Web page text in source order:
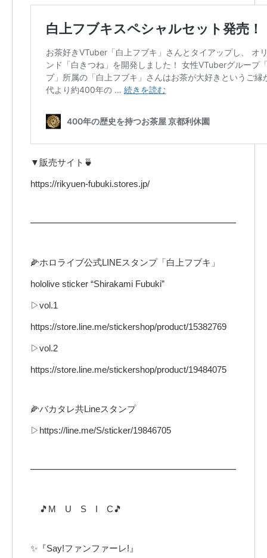
▼販売サイト🍵
https://rikyuen-fubuki.stores.jp/
━━━━━━━━━━━━━━━━━━━━━━━
🌽ホロライブ公式LINEスタンプ「白上フブキ」
hololive sticker “Shirakami Fubuki”
▷vol.1
https://store.line.me/stickershop/product/15382769
▷vol.2
https://store.line.me/stickershop/product/19484075
🌽バカタレ共Lineスタンプ
▷https://line.me/S/sticker/19846705
━━━━━━━━━━━━━━━━━━━━━━━
🎵M U S I C🎵
✨『Say!ファンファーレ!』